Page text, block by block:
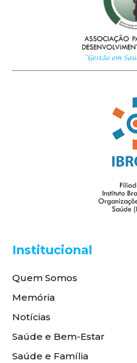
Institucional
Quem Somos
Memória
Notícias
Saúde e Bem-Estar
Saúde e Família